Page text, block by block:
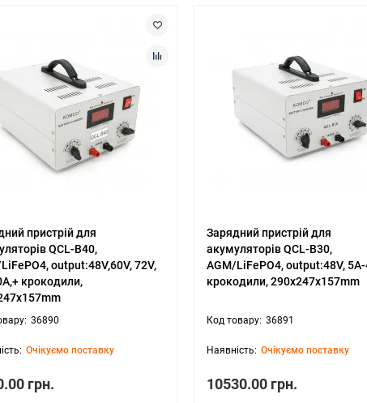
пристрій для
QCL-B40,
output:48V,60V, 72V,
крокодили,
36890
Очікуємо поставку
грн.
Зарядний пристрій для
акумуляторів QCL-B30,
AGM/LiFePO4, output:48V,
крокодили, 290x247x157mm
36891
Очікуємо поставку
10530.00 грн.